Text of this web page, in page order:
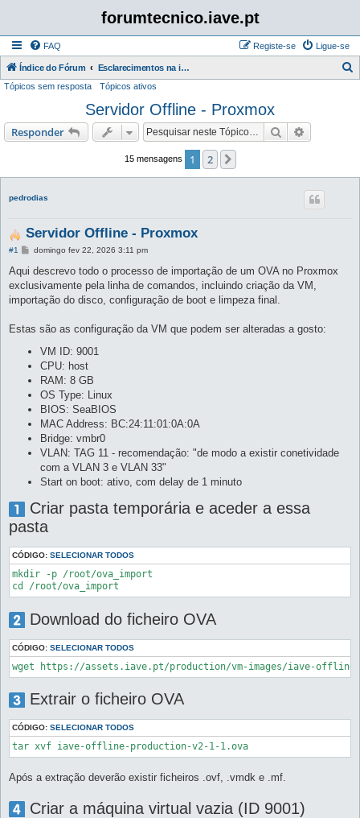
forumtecnico.iave.pt
FAQ Ligue-se
Registe-se
Índice do Fórum Esclarecimentos na instalação e utilização das aplicações para as provas digitais 2026
Tópicos sem resposta Tópicos ativos
Servidor Offline - Proxmox
Responder Pesquisar
15 mensagens 1 2
pedrodias
Servidor Offline - Proxmox
#1
M
n
a
g
domingo fev 22, 2026 3:11 pm
Aqui descrevo todo o processo de importação de um OVA no Proxmox
exclusivamente pela linha de comandos, incluindo criação da VM,
importação do disco, configuração de boot e limpeza final.
Estas são as configuração da VM que podem ser alteradas a gosto:
VM ID: 9001
CPU: host
RAM: 8 GB
OS Type: Linux
BIOS: SeaBIOS
MAC Address: BC:24:11:01:0A:0A
Bridge: vmbr0
VLAN: TAG 11 - recomendação: "de modo a existir conetividade
com a VLAN 3 e VLAN 33"
Start on boot: ativo, com delay de 1 minuto
Criar pasta temporária e aceder a essa
pasta
CÓDIGO: SELECIONAR TODOS
mkdir -p /root/ova_import
Download do ficheiro OVA
CÓDIGO: SELECIONAR TODOS
Extrair o ficheiro OVA
CÓDIGO: SELECIONAR TODOS
Após a extração deverão existir ficheiros .ovf, .vmdk e .mf.
Criar a máquina virtual vazia (ID 9001)